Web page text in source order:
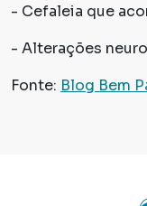
- Cefaleia que
- Alterações
Fonte: Blog Bem